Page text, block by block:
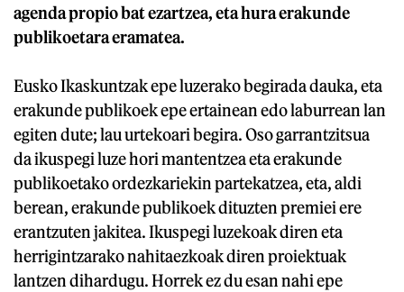
agenda propio bat ezartzea, eta hura erakunde
publikoetara eramatea.
Eusko Ikaskuntzak epe luzerako begirada dauka, eta
erakunde publikoek epe ertainean edo laburrean lan
egiten dute; lau urtekoari begira. Oso garrantzitsua
da ikuspegi luze hori mantentzea eta erakunde
publikoetako ordezkariekin partekatzea, eta, aldi
berean, erakunde publikoek dituzten premiei ere
erantzuten jakitea. Ikuspegi luzekoak diren eta
herrigintzarako nahitaezkoak diren proiektuak
lantzen dihardugu. Horrek ez du esan nahi epe